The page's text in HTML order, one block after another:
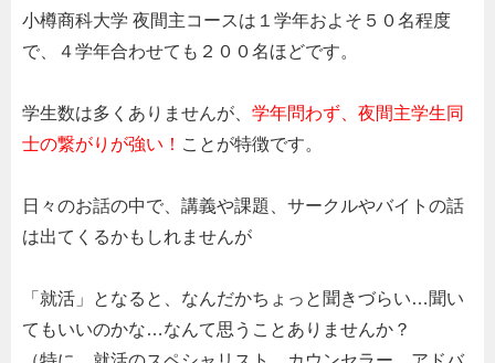
小樽商科大学 夜間主コースは１学年およそ５０名程度
で、４学年合わせても２００名ほどです。
学生数は多くありませんが、 学年問わず、夜間主学生同
士の繋がりが強い！ ことが特徴です。
日々のお話の中で、講義や課題、サークルやバイトの話
は出てくるかもしれませんが
「就活」となると、なんだかちょっと聞きづらい…聞い
てもいいのかな…なんて思うことありませんか？